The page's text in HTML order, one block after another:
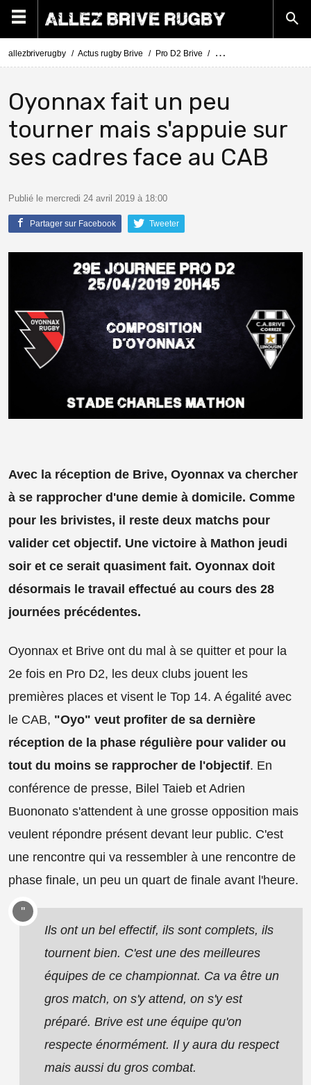
allezbriverugby Actus rugby Brive Pro D2 Brive Pro D2 Oyonnax - Brive :
Oyonnax fait un peu
tourner mais s'appuie sur
ses cadres face au CAB
Publié le mercredi 24 avril 2019 à 18:00
Partager sur Facebook Tweeter
Avec la réception de Brive, Oyonnax va chercher
à se rapprocher d'une demie à domicile. Comme
pour les brivistes, il reste deux matchs pour
valider cet objectif. Une victoire à Mathon jeudi
soir et ce serait quasiment fait. Oyonnax doit
désormais le travail effectué au cours des 28
journées précédentes.
Oyonnax et Brive ont du mal à se quitter et pour la
2e fois en Pro D2, les deux clubs jouent les
premières places et visent le Top 14. A égalité avec
le CAB, "Oyo" veut profiter de sa dernière
réception de la phase régulière pour valider ou
tout du moins se rapprocher de l'objectif. En
conférence de presse, Bilel Taieb et Adrien
Buononato s'attendent à une grosse opposition mais
veulent répondre présent devant leur public. C'est
une rencontre qui va ressembler à une rencontre de
phase finale, un peu un quart de finale avant l'heure.
Ils ont un bel effectif, ils sont complets, ils
tournent bien. C'est une des meilleures
équipes de ce championnat. Ca va être un
gros match, on s'y attend, on s'y est
préparé. Brive est une équipe qu'on
respecte énormément. Il y aura du respect
mais aussi du gros combat.